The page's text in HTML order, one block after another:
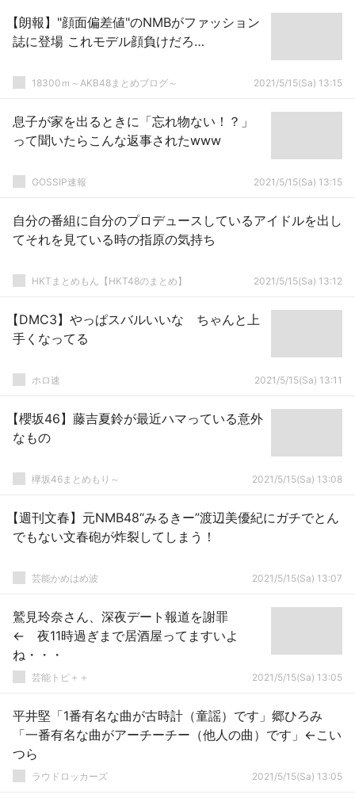
【朗報】"顔面偏差値"のNMBがファッション
誌に登場 これモデル顔負けだろ…
18300ｍ～AKB48まとめブログ～ 2021/5/15(Sa) 13:15
息子が家を出るときに「忘れ物ない！？」
って聞いたらこんな返事されたwww
GOSSIP速報 2021/5/15(Sa) 13:15
自分の番組に自分のプロデュースしているアイドルを出し
てそれを見ている時の指原の気持ち
HKTまとめもん【HKT48のまとめ】 2021/5/15(Sa) 13:12
【DMC3】やっぱスバルいいな ちゃんと上
手くなってる
ホロ速 2021/5/15(Sa) 13:11
【櫻坂46】藤吉夏鈴が最近ハマっている意外
なもの
欅坂46まとめもり～ 2021/5/15(Sa) 13:08
【週刊文春】元NMB48“みるきー”渡辺美優紀にガチでとん
でもない文春砲が炸裂してしまう！
芸能かめはめ波 2021/5/15(Sa) 13:07
鷲見玲奈さん、深夜デート報道を謝罪
← 夜11時過ぎまで居酒屋ってますいよ
ね・・・
芸能トピ＋＋ 2021/5/15(Sa) 13:05
平井堅「1番有名な曲が古時計（童謡）です」郷ひろみ
「一番有名な曲がアーチーチー（他人の曲）です」←こい
つら
ラウドロッカーズ 2021/5/15(Sa) 13:05